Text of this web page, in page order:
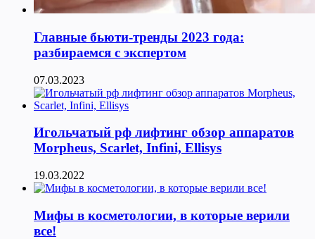
Главные бьюти-тренды 2023 года:
разбираемся с экспертом
07.03.2023
Игольчатый рф лифтинг обзор аппаратов
Morpheus, Scarlet, Infini, Ellisys
19.03.2022
Мифы в косметологии, в которые верили
все!